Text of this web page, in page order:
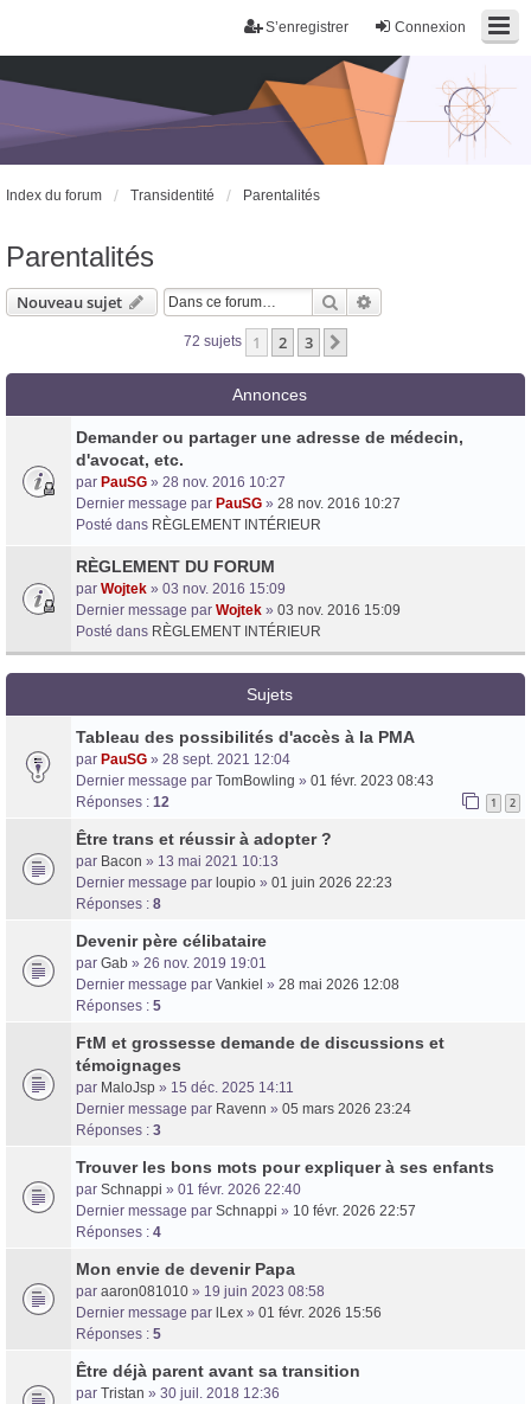
Connexion
S’enregistrer
Trans District
Forum d'information sur les transidentités masculines FtM/FtX/Ft*
Index du forum Transidentité Parentalités
Parentalités
Nouveau sujet Rechercher
72 sujets 1 2 3
Annonces
Demander ou partager une adresse de médecin,
d'avocat, etc.
par PauSG » 28 nov. 2016 10:27
Dernier message par PauSG » 28 nov. 2016 10:27
Posté dans RÈGLEMENT INTÉRIEUR
RÈGLEMENT DU FORUM
par Wojtek » 03 nov. 2016 15:09
Dernier message par Wojtek » 03 nov. 2016 15:09
Posté dans RÈGLEMENT INTÉRIEUR
Sujets
Tableau des possibilités d'accès à la PMA
par PauSG » 28 sept. 2021 12:04
Dernier message par TomBowling » 01 févr. 2023 08:43
Réponses : 12 1 2
Être trans et réussir à adopter ?
par Bacon » 13 mai 2021 10:13
Dernier message par loupio » 01 juin 2026 22:23
Réponses : 8
Devenir père célibataire
par Gab » 26 nov. 2019 19:01
Dernier message par Vankiel » 28 mai 2026 12:08
Réponses : 5
FtM et grossesse demande de discussions et
témoignages
par MaloJsp » 15 déc. 2025 14:11
Dernier message par Ravenn » 05 mars 2026 23:24
Réponses : 3
Trouver les bons mots pour expliquer à ses enfants
par Schnappi » 01 févr. 2026 22:40
Dernier message par Schnappi » 10 févr. 2026 22:57
Réponses : 4
Mon envie de devenir Papa
par aaron081010 » 19 juin 2023 08:58
Dernier message par lLex » 01 févr. 2026 15:56
Réponses : 5
Être déjà parent avant sa transition
par Tristan » 30 juil. 2018 12:36